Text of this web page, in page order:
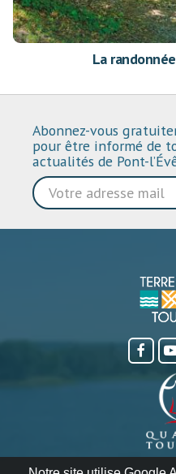
La
Abonnez-vous
pour être informé de
actualités de Pont-